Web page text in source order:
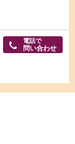
電話で
問い合わせ